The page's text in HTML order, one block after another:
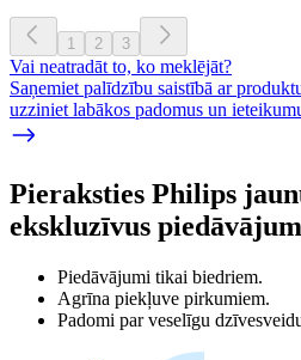
1 2 3
Vai neatradāt to, ko meklējāt?
Saņemiet palīdzību saistībā ar
uzziniet labākos padomus un
Pieraksties Philips
ekskluzīvus
Piedāvājumi tikai biedriem.
Agrīna piekļuve pirkumiem.
Padomi par veselīgu